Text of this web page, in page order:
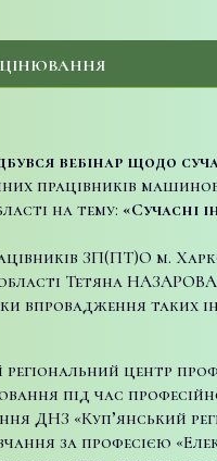
вебінар щодо
працівників
на тему: «Сучасні
ЗП(ПТ)О м.
Тетяна
впровадження таких
центр
під час
ДНЗ «Куп’янський
за професією